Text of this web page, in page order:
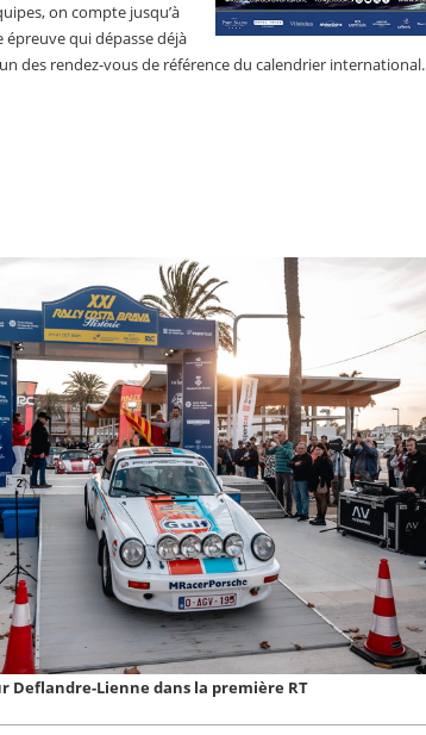
on compte jusqu’à
qui dépasse déjà
des rendez-vous de référence du calendrier international.
Deflandre-Lienne dans la première RT